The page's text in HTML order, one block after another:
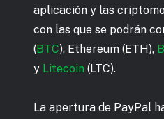
aplicación y las
con las que se podrán
(BTC), Ethereum (ETH),
y Litecoin (LTC).
La apertura de PayPal